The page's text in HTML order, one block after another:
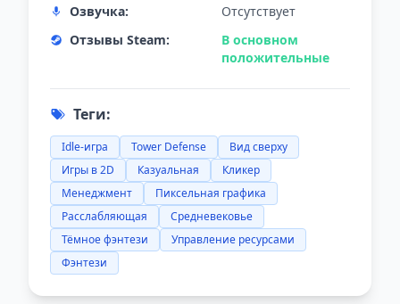
Озвучка:
Отсутствует
Отзывы Steam:
В основном
положительные
Теги:
Idle-игра Tower Defense
Вид сверху
Игры в 2D
Казуальная
Кликер
Менеджмент
Пиксельная графика
Расслабляющая
Средневековье
Тёмное фэнтези
Управление ресурсами
Фэнтези